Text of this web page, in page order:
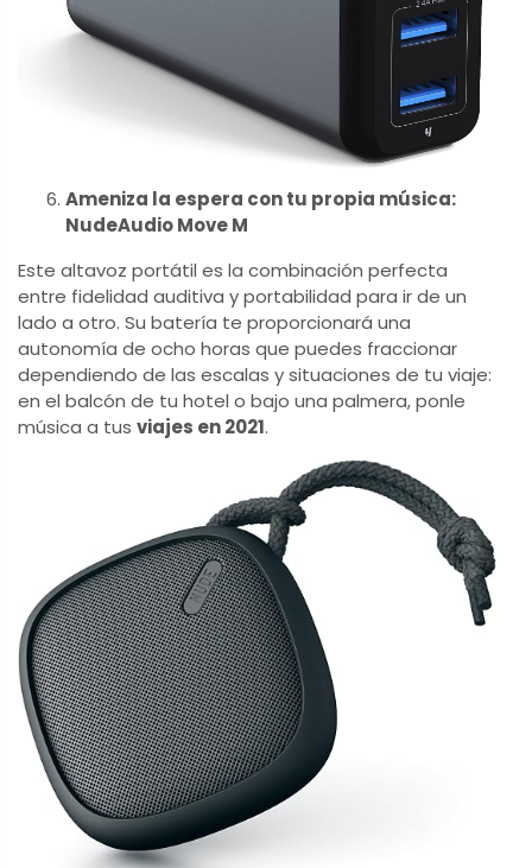
Ameniza la espera con tu propia música:
NudeAudio Move M
Este altavoz portátil es la combinación perfecta
entre fidelidad auditiva y portabilidad para ir de un
lado a otro. Su batería te proporcionará una
autonomía de ocho horas que puedes fraccionar
dependiendo de las escalas y situaciones de tu viaje:
en el balcón de tu hotel o bajo una palmera, ponle
música a tus viajes en 2021.